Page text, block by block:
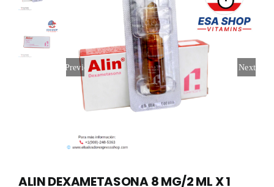
Previous Next
ALIN DEXAMETASONA 8 MG/2 ML X 1